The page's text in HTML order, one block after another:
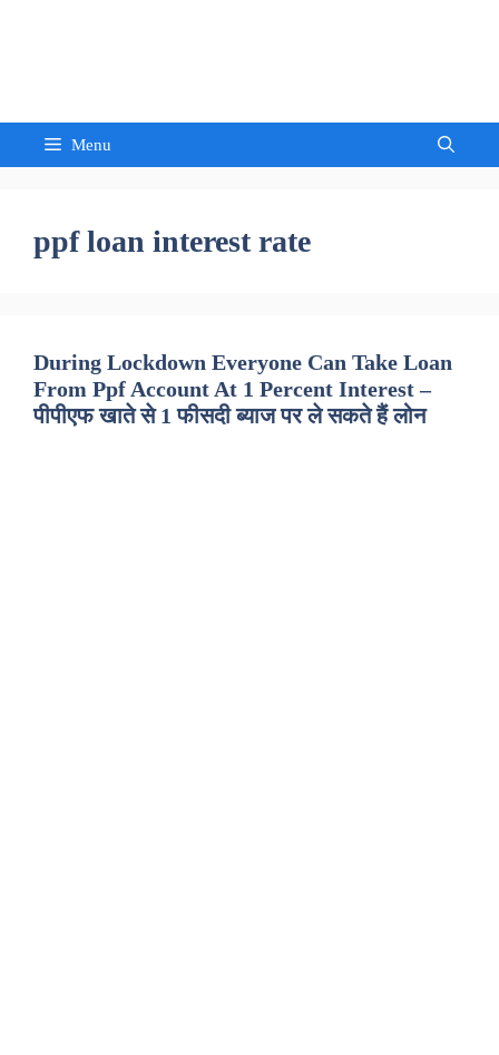
Menu
ppf loan interest rate
During Lockdown Everyone Can Take Loan
From Ppf Account At 1 Percent Interest –
पीपीएफ खाते से 1 फीसदी ब्याज पर ले सकते हैं लोन